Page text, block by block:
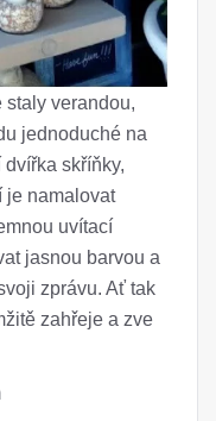
staly verandou,
jednoduché na
skříňky,
je namalovat
uvítací
jasnou barvou a
zprávu. Ať tak
zahřeje a zve